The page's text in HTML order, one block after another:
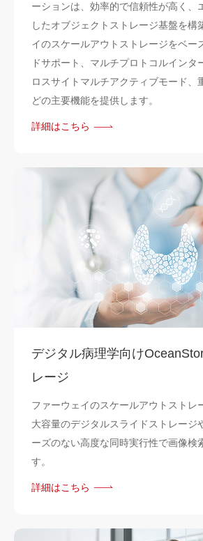
ーションは、効率的で信頼性が高く、
したオブジェクトストレージ基盤を構
イのスケールアウトストレージをベー
ドサポート、マルチプロトコルインタ
ロスサイトマルチアクティブモード、
どの主要機能を提供します。
詳細はこちら
デジタル病理学向け
レージ
ファーウェイのスケールアウトストレ
大容量のデジタルスライドストレージ
ーズのない高度な同時実行性で画像検
す。
詳細はこちら